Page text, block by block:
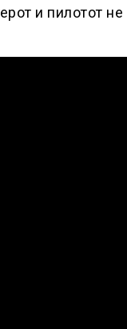
и пилотот не